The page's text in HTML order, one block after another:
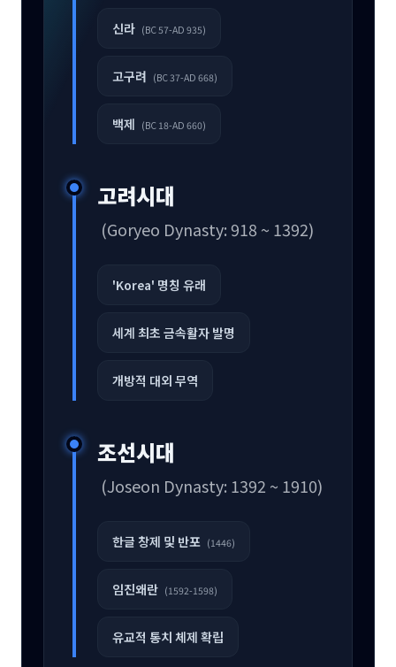
신라 (BC 57-AD 935)
고구려 (BC 37-AD 668)
백제 (BC 18-AD 660)
고려시대
(Goryeo Dynasty: 918 ~ 1392)
'Korea' 명칭 유래
세계 최초 금속활자 발명
개방적 대외 무역
조선시대
(Joseon Dynasty: 1392 ~ 1910)
한글 창제 및 반포 (1446)
임진왜란 (1592-1598)
유교적 통치 체제 확립